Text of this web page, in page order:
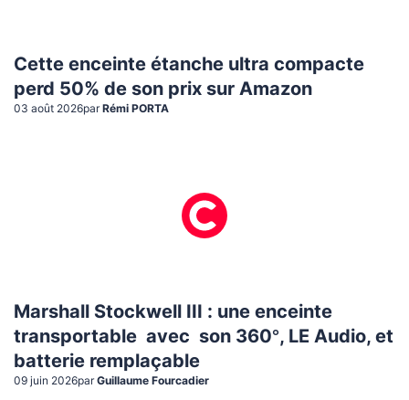
Cette enceinte étanche ultra compacte
perd 50% de son prix sur Amazon
03 août 2026par Rémi PORTA
Marshall Stockwell III : une enceinte
transportable avec son 360°, LE Audio, et
batterie remplaçable
09 juin 2026par Guillaume Fourcadier